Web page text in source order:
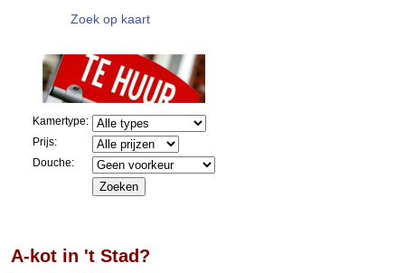
Zoek op kaart
Kamertype:
Prijs:
Douche:
A-kot in 't Stad?